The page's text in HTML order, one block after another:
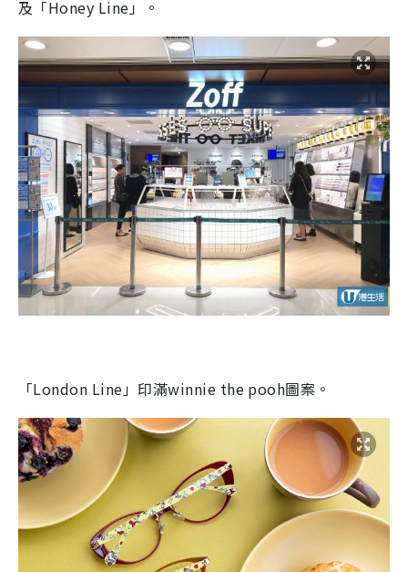
及「Honey Line」。
「London Line」 印滿winnie the pooh圖案。